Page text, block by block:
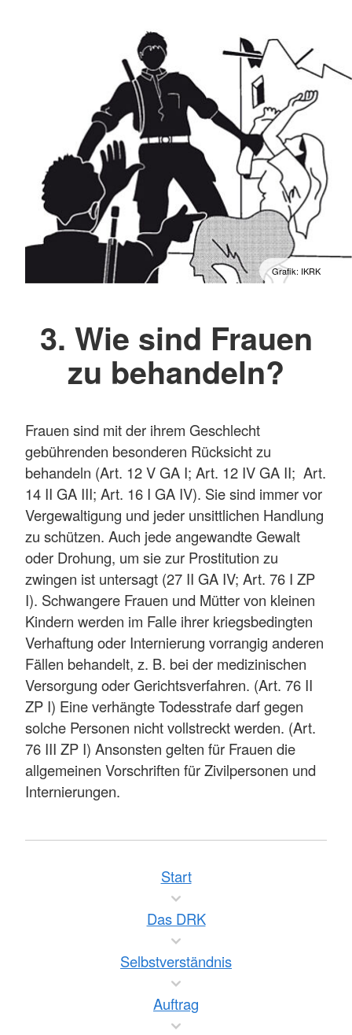
Grafik: IKRK
3. Wie sind Frauen
zu behandeln?
Frauen sind mit der ihrem Geschlecht
gebührenden besonderen Rücksicht zu
behandeln (Art. 12 V GA I; Art. 12 IV GA II; Art.
14 II GA III; Art. 16 I GA IV). Sie sind immer vor
Vergewaltigung und jeder unsittlichen Handlung
zu schützen. Auch jede angewandte Gewalt
oder Drohung, um sie zur Prostitution zu
zwingen ist untersagt (27 II GA IV; Art. 76 I ZP
I). Schwangere Frauen und Mütter von kleinen
Kindern werden im Falle ihrer kriegsbedingten
Verhaftung oder Internierung vorrangig anderen
Fällen behandelt, z. B. bei der medizinischen
Versorgung oder Gerichtsverfahren. (Art. 76 II
ZP I) Eine verhängte Todesstrafe darf gegen
solche Personen nicht vollstreckt werden. (Art.
76 III ZP I) Ansonsten gelten für Frauen die
allgemeinen Vorschriften für Zivilpersonen und
Internierungen.
Start
Das DRK
Selbstverständnis
Auftrag